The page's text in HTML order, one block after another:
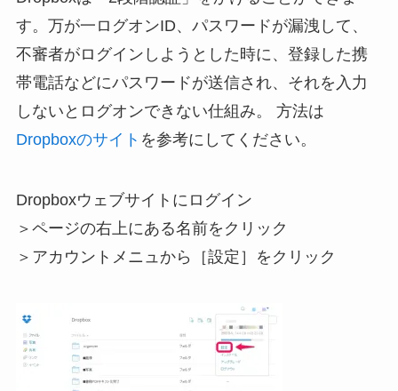
す。万が一ログオンID、パスワードが漏洩して、
不審者がログインしようとした時に、登録した携
帯電話などにパスワードが送信され、それを入力
しないとログオンできない仕組み。 方法は
Dropboxのサイト を参考にしてください。
Dropboxウェブサイトにログイン
＞ページの右上にある名前をクリック
＞アカウントメニュから［設定］をクリック